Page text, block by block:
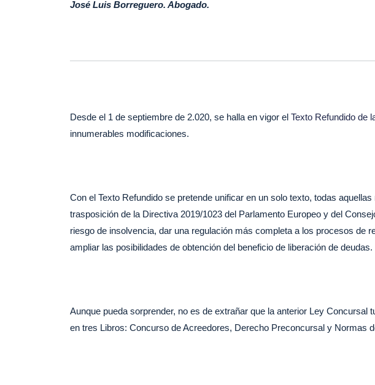
c
k
k
at ail
José Luis Borreguero. Abogado.
Desde el 1 de septiembre de 2.020, se halla en vigor el Texto Refundido de
innumerables modificaciones.
Con el Texto Refundido se pretende unificar en un solo texto, todas
trasposición de la Directiva 2019/1023 del Parlamento Europeo y del
riesgo de insolvencia, dar una regulación más completa a los procesos
ampliar las posibilidades de obtención del beneficio de liberación de deudas.
Aunque pueda sorprender, no es de extrañar que la anterior Ley
en tres Libros: Concurso de Acreedores, Derecho Preconcursal y Normas